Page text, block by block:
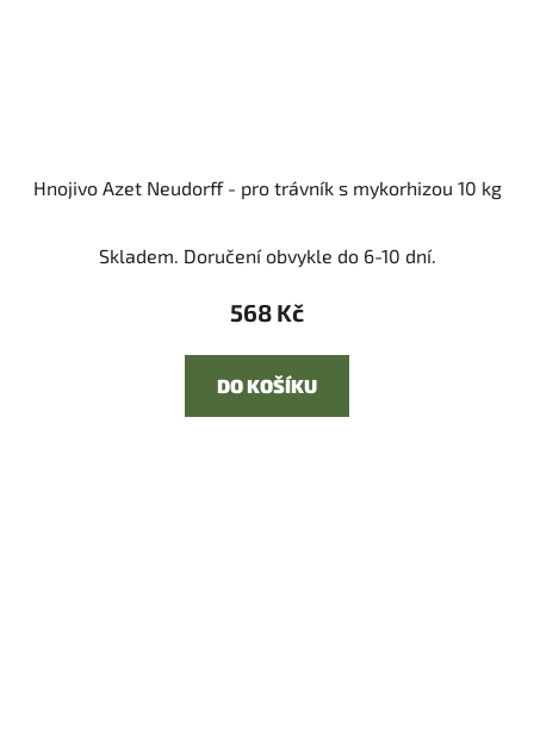
Hnojivo Azet Neudorff - pro trávník s mykorhizou 10 kg
Skladem. Doručení obvykle do 6-10 dní.
568 Kč
DO KOŠÍKU